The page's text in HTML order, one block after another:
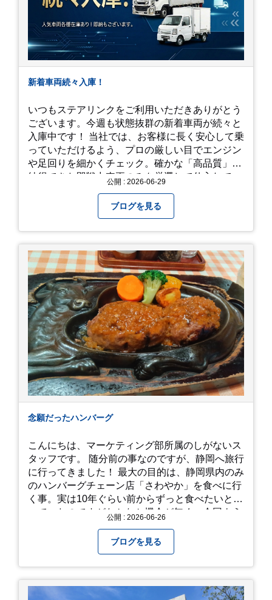
新着車両続々入庫！
いつもステアリンクをご利用いただきありがとう
ございます。今週も状態抜群の新着車両が続々と
入庫中です！ 当社では、お客様に長く安心して乗
っていただけるよう、プロの厳しい目でエンジン
や足回りを細かくチェック。確かな「高品質」と
納得できた即戦力車両のみを厳選して仕入れてい
公開 : 2026-06-29
ブログを見る
念願だったハンバーグ
こんにちは、マーケティング部所属のしがないス
タッフです。 随分前の事なのですが、静岡へ旅行
に行ってきました！ 最大の目的は、静岡県内のみ
のハンバーグチェーン店「さわやか」を食べに行
く事。実は10年ぐらい前からずっと食べたいと思
っていたのですがなかなか機会が無く、今回よう
って待機する事になったのですが、、10時頃にも
らった整理券で、お店に入れるのは12時過ぎ頃で
した。大人気とは聞いていましたがここまでと
は、、！！ 駅前ショッピングモール内の店舗だっ
たのでお買い物をしつつ待機して遂に入店。ハン
公開 : 2026-06-26
ブログを見る